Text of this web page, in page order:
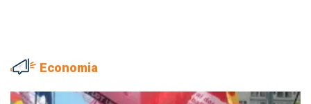
Economia